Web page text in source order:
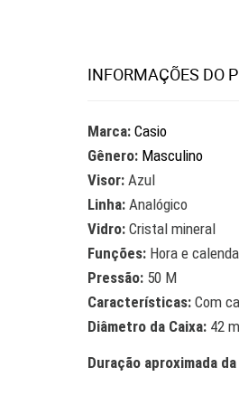
INFORMAÇÕES DO
Marca: Casio
Gênero: Masculino
Visor: Azul
Linha: Analógico
Vidro: Cristal mineral
Funções: Hora e
Pressão: 50 M
Características: Com
Diâmetro da Caixa: 42
Duração aproximada